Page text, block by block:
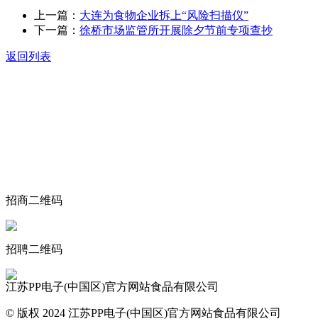
上一篇： 大连为食物企业拆上“风险扫描仪”
下一篇： 徐桥市场监管所开展除夕节前专项查抄
返回列表
招商二维码
招聘二维码
江苏PP电子(中国区)官方网站食品有限公司
© 版权 2024 江苏PP电子(中国区)官方网站食品有限公司